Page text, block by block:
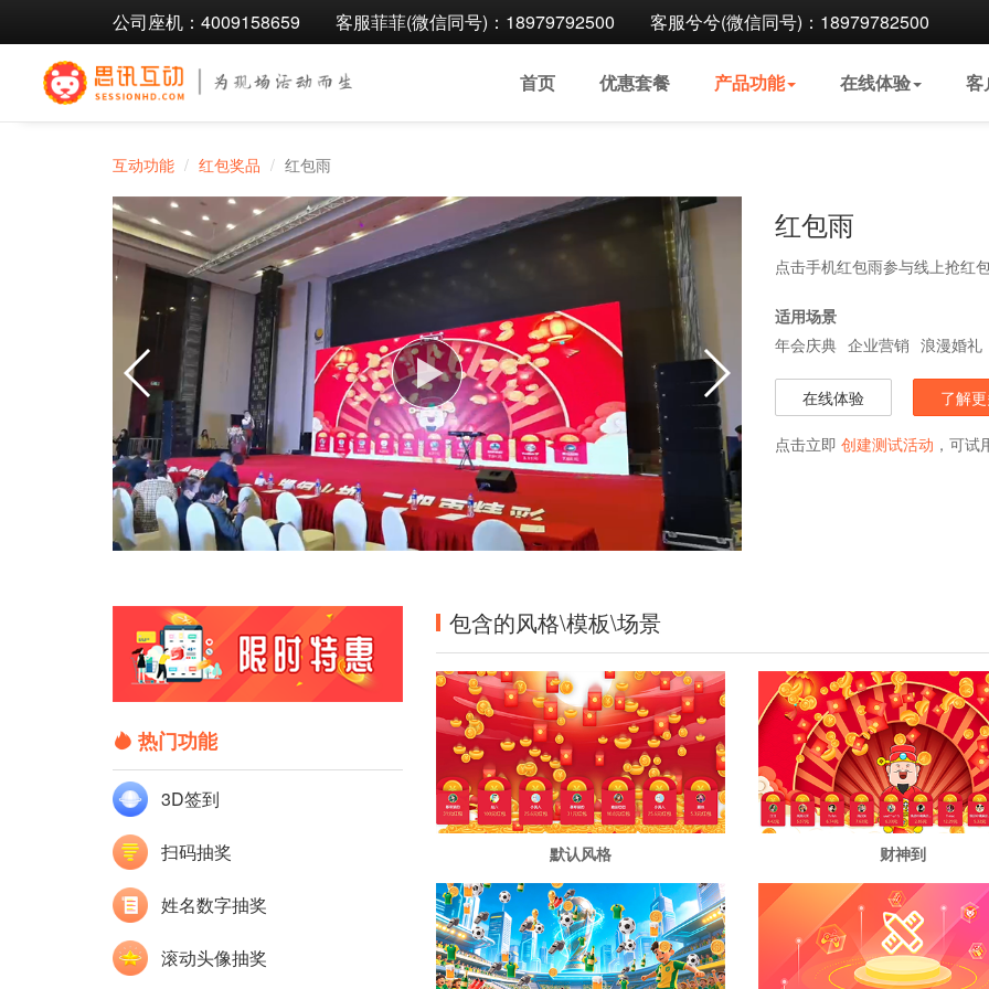
公司座机：4009158659 客服菲菲(微信同号)：18979792500 客服兮兮(微信同号)：18979782500
首页 优惠套餐 产品功能 在线体验 客
互动功能 红包奖品 红包雨
红包雨
点击手机红包雨参与线上抢红
适用场景
年会庆典 企业营销 浪漫婚礼
在线体验 了解
点击立即 创建测试活动 ，可
热门功能
3D签到
扫码抽奖
姓名数字抽奖
滚动头像抽奖
包含的风格\模板\场景
默认风格 财神到